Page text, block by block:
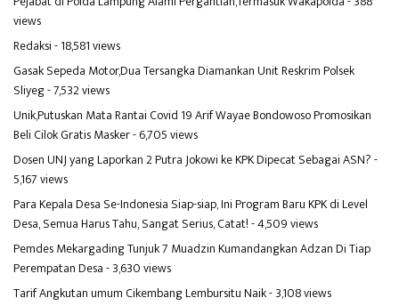
views
Redaksi- 18,581 views
Gasak Sepeda Motor,Dua Tersangka Diamankan Unit Reskrim Polsek
Sliyeg- 7,532 views
Unik,Putuskan Mata Rantai Covid 19 Arif Wayae Bondowoso Promosikan
Beli Cilok Gratis Masker- 6,705 views
Dosen UNJ yang Laporkan 2 Putra Jokowi ke KPK Dipecat Sebagai ASN?-
5,167 views
Para Kepala Desa Se-Indonesia Siap-siap, Ini Program Baru KPK di Level
Desa, Semua Harus Tahu, Sangat Serius, Catat!- 4,509 views
Pemdes Mekargading Tunjuk 7 Muadzin Kumandangkan Adzan Di Tiap
Perempatan Desa- 3,630 views
Tarif Angkutan umum Cikembang Lembursitu Naik- 3,108 views